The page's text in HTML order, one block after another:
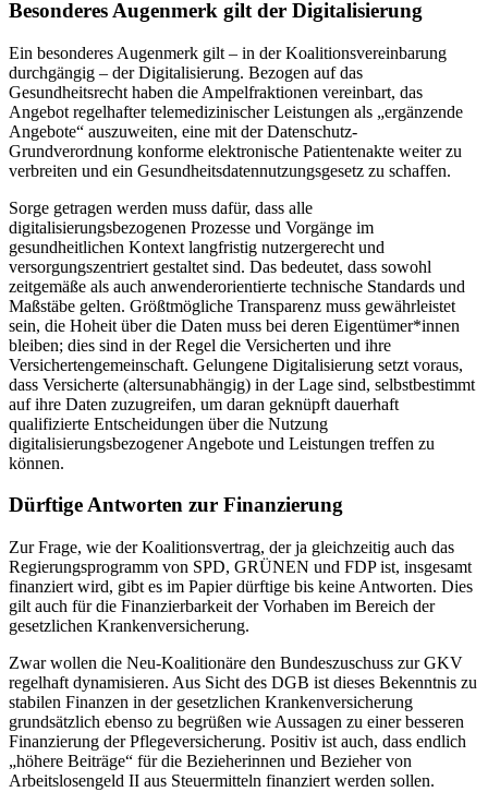
Besonderes Augenmerk gilt der Digitalisierung
Ein besonderes Augenmerk gilt – in der Koalitionsvereinbarung
durchgängig – der Digitalisierung. Bezogen auf das
Gesundheitsrecht haben die Ampelfraktionen vereinbart, das
Angebot regelhafter telemedizinischer Leistungen als „ergänzende
Angebote“ auszuweiten, eine mit der Datenschutz-
Grundverordnung konforme elektronische Patientenakte weiter zu
verbreiten und ein Gesundheitsdatennutzungsgesetz zu schaffen.
Sorge getragen werden muss dafür, dass alle
digitalisierungsbezogenen Prozesse und Vorgänge im
gesundheitlichen Kontext langfristig nutzergerecht und
versorgungszentriert gestaltet sind. Das bedeutet, dass sowohl
zeitgemäße als auch anwenderorientierte technische Standards und
Maßstäbe gelten. Größtmögliche Transparenz muss gewährleistet
sein, die Hoheit über die Daten muss bei deren Eigentümer*innen
bleiben; dies sind in der Regel die Versicherten und ihre
Versichertengemeinschaft. Gelungene Digitalisierung setzt voraus,
dass Versicherte (altersunabhängig) in der Lage sind, selbstbestimmt
auf ihre Daten zuzugreifen, um daran geknüpft dauerhaft
qualifizierte Entscheidungen über die Nutzung
digitalisierungsbezogener Angebote und Leistungen treffen zu
können.
Dürftige Antworten zur Finanzierung
Zur Frage, wie der Koalitionsvertrag, der ja gleichzeitig auch das
Regierungsprogramm von SPD, GRÜNEN und FDP ist, insgesamt
finanziert wird, gibt es im Papier dürftige bis keine Antworten. Dies
gilt auch für die Finanzierbarkeit der Vorhaben im Bereich der
gesetzlichen Krankenversicherung.
Zwar wollen die Neu-Koalitionäre den Bundeszuschuss zur GKV
regelhaft dynamisieren. Aus Sicht des DGB ist dieses Bekenntnis zu
stabilen Finanzen in der gesetzlichen Krankenversicherung
grundsätzlich ebenso zu begrüßen wie Aussagen zu einer besseren
Finanzierung der Pflegeversicherung. Positiv ist auch, dass endlich
„höhere Beiträge“ für die Bezieherinnen und Bezieher von
Arbeitslosengeld II aus Steuermitteln finanziert werden sollen.